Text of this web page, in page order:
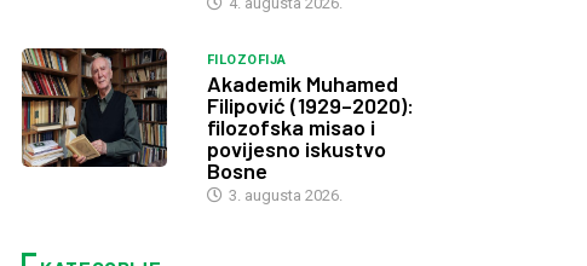
FILOZOFIJA
Akademik Muhamed
Filipović (1929–2020):
filozofska misao i
povijesno iskustvo
Bosne
3. augusta 2026.